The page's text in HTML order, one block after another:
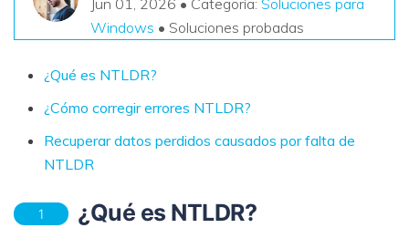
Pruébalo Gratis
Jun 01, 2026 • Categoría: Soluciones para
Windows • Soluciones probadas
¿Qué es NTLDR?
¿Cómo corregir errores NTLDR?
Recuperar datos perdidos causados ​​por falta de
NTLDR
1 ¿Qué es NTLDR?